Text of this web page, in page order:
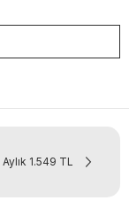
Aylık 1.549 TL